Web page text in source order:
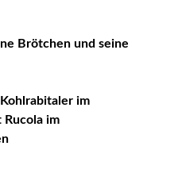
Brötchen und seine
Kohlrabitaler im
Rucola im